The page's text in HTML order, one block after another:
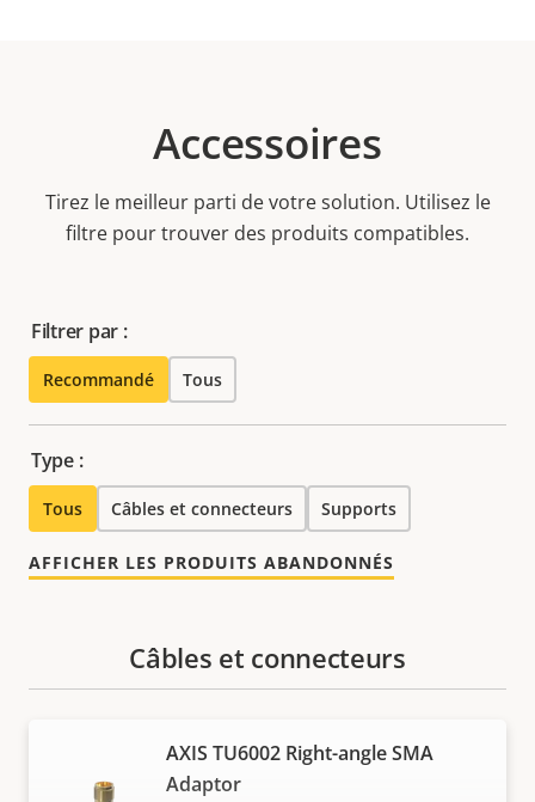
Accessoires
Tirez le meilleur parti de votre solution. Utilisez le
filtre pour trouver des produits compatibles.
Filtrer par :
Recommandé Tous
Type :
Tous Câbles et connecteurs Supports
AFFICHER LES PRODUITS ABANDONNÉS
Câbles et connecteurs
AXIS TU6002 Right-angle SMA
Adaptor